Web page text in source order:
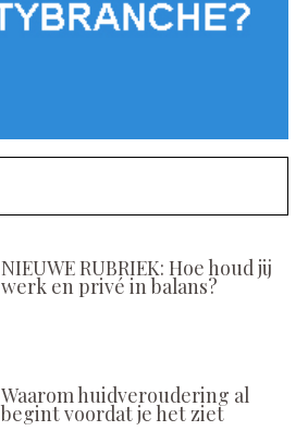
NIEUWE RUBRIEK: Hoe houd jij
werk en privé in balans?
Waarom huidveroudering al
begint voordat je het ziet